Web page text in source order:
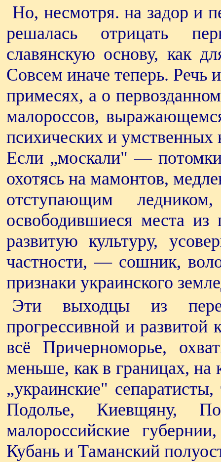
Но, несмотря. на задор и
решалась отрицать
славянскую основу, как
Совсем иначе теперь. Речь
примесях, а о
малороссов,
психических и умственных
Если „москали" —
охотясь на мамонтов,
отступающим
освободившиеся места
развитую культуру,
частности, — сошник,
признаки украинского
Эти выходцы из
прогрессивной и развитой
всё Причерноморье,
меньше, как в границах,
„украинские"
Подолье, Киевщяну,
малороссийские
Кубань и Таманский